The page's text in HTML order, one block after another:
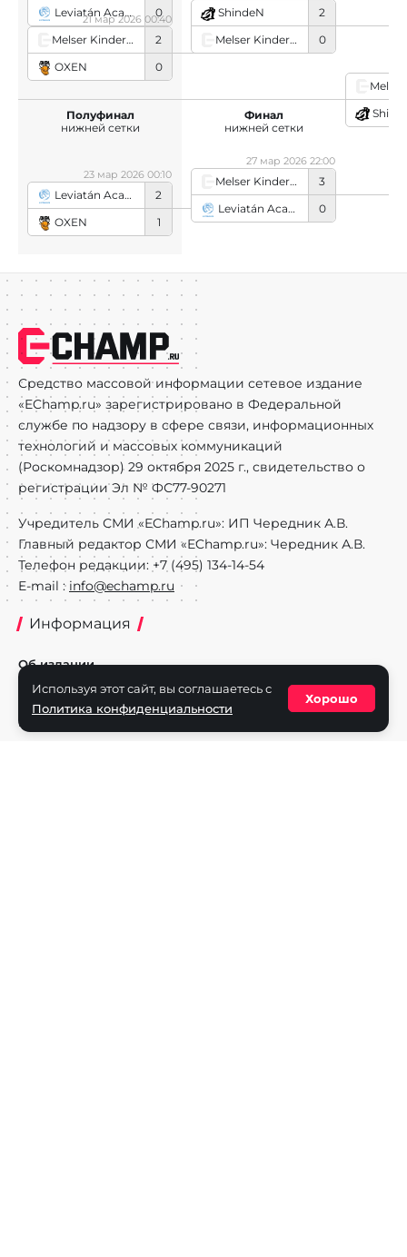
Leviatán Academy
0
Melser Kindergarten
2
OXEN
0
21 мар 2026 00:40 ShindeN
2
Melser Kindergarten
0
Leviatán Academy
2
OXEN
1
23 мар 2026 00:10
Полуфинал
нижней сетки
Melser Kindergarten
3
Leviatán Academy
0
27 мар 2026 22:00
Финал
нижней сетки
Средство массовой информации сетевое издание
«EChamp.ru» зарегистрировано в Федеральной
службе по надзору в сфере связи, информационных
технологий и массовых коммуникаций
(Роскомнадзор) 29 октября 2025 г., свидетельство о
регистрации Эл № ФС77-90271
Учредитель СМИ «EChamp.ru»: ИП Чередник А.В.
Главный редактор СМИ «EChamp.ru»: Чередник А.В.
Телефон редакции: +7 (495) 134-14-54
E-mail : info@echamp.ru
Информация
Об издании
Реклама на портале
Политика конфиденциальности
Используя этот сайт, вы соглашаетесь с
Политика конфиденциальности
Хорошо